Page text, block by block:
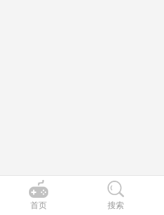
首页 搜索